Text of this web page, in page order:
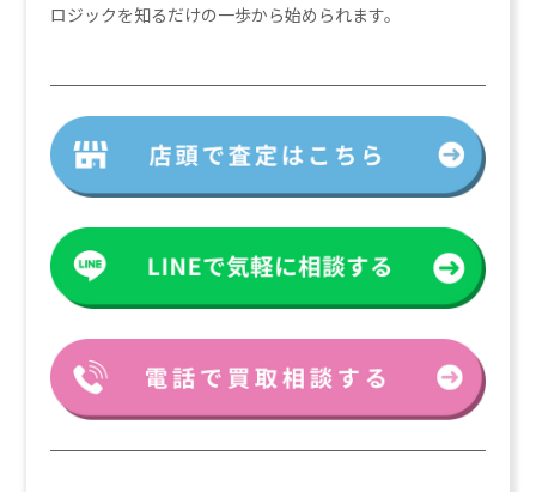
ロジックを知るだけの一歩から始められます。